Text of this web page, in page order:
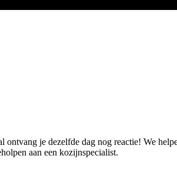
je dezelfde dag nog reactie! We
aan een kozijnspecialist.